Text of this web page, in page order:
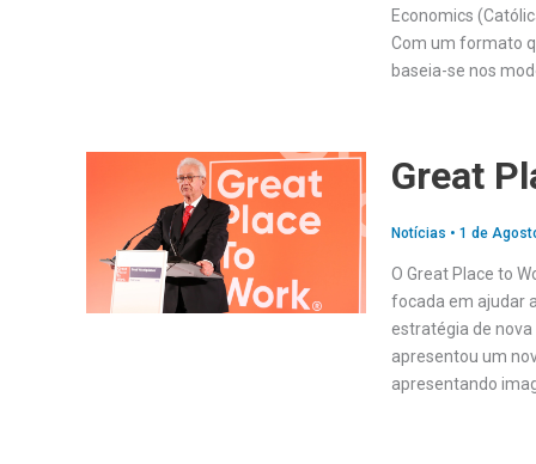
Economics
Com um formato
baseia-se nos
Great
Notícias • 1 de
O Great Place to
focada em ajudar
estratégia de
apresentou um
apresentando